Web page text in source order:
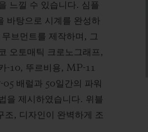
느낄 수 있습니다. 심플
바탕으로 시계를 완성하
브먼트를 제작하며, 그
오토매틱 크로노그래프,
-10, 뚜르비용, MP-11
배럴과 50일간의 파워
을 제시하였습니다. 위블
조, 디자인이 완벽하게 조